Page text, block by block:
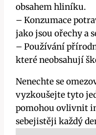
obsahem hliníku.
– Konzumace
jako jsou ořechy a
– Používání
které neobsahují
Nenechte se
vyzkoušejte tyto
pomohou ovlivnit
sebejistěji každý